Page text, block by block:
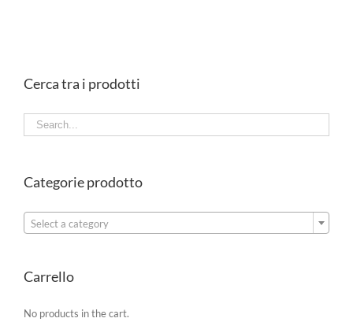
Cerca tra i prodotti
Categorie prodotto
Select a category
Carrello
No products in the cart.